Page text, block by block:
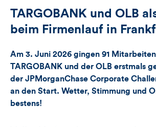
und
dieses
Artikels
TARGOBANK und OLB
beim Firmenlauf in
Am 3. Juni 2026 gingen 91
TARGOBANK und der OLB erstmals
der JPMorganChase Corporate
an den Start. Wetter, Stimmung und
bestens!